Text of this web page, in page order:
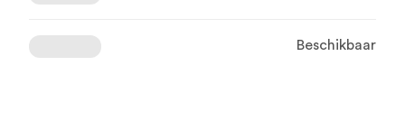
Beschikbaar